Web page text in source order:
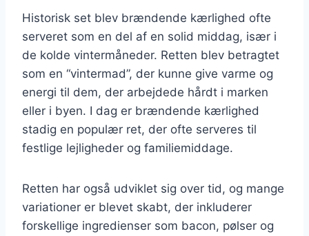
Historisk set blev brændende kærlighed ofte
serveret som en del af en solid middag, især i
de kolde vintermåneder. Retten blev betragtet
som en “vintermad”, der kunne give varme og
energi til dem, der arbejdede hårdt i marken
eller i byen. I dag er brændende kærlighed
stadig en populær ret, der ofte serveres til
festlige lejligheder og familiemiddage.
Retten har også udviklet sig over tid, og mange
variationer er blevet skabt, der inkluderer
forskellige ingredienser som bacon, pølser og